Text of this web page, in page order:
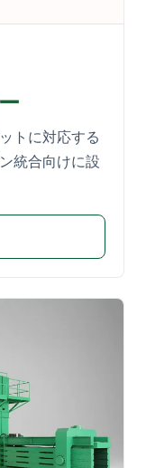
トに対応する
統合向けに設